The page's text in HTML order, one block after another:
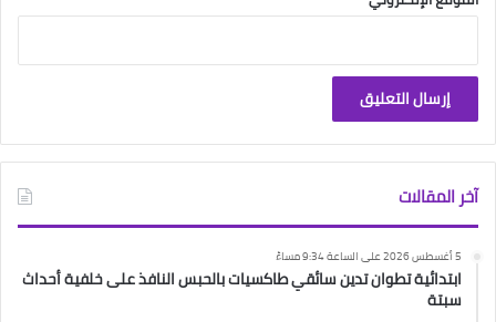
آخر المقالات
5 أغسطس 2026 على الساعة 9:34 مساءً
ابتدائية تطوان تدين سائقي طاكسيات بالحبس النافذ على خلفية أحداث
سبتة